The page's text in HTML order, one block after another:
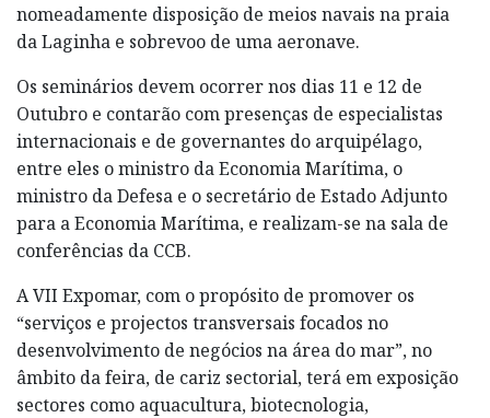
nomeadamente disposição de meios navais na praia
da Laginha e sobrevoo de uma aeronave.
Os seminários devem ocorrer nos dias 11 e 12 de
Outubro e contarão com presenças de especialistas
internacionais e de governantes do arquipélago,
entre eles o ministro da Economia Marítima, o
ministro da Defesa e o secretário de Estado Adjunto
para a Economia Marítima, e realizam-se na sala de
conferências da CCB.
A VII Expomar, com o propósito de promover os
“serviços e projectos transversais focados no
desenvolvimento de negócios na área do mar”, no
âmbito da feira, de cariz sectorial, terá em exposição
sectores como aquacultura, biotecnologia,